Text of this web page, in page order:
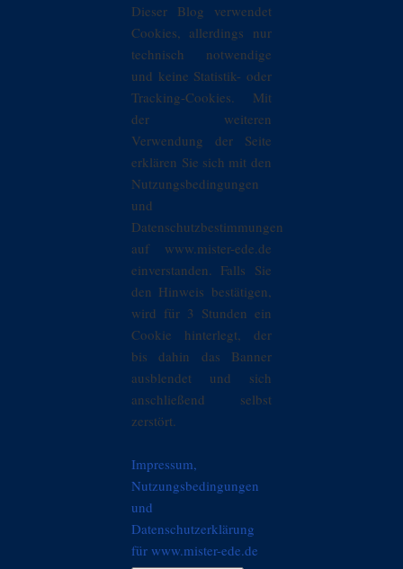
Dieser Blog verwendet
Cookies, allerdings nur
technisch notwendige
und keine Statistik- oder
Tracking-Cookies. Mit
der weiteren
Verwendung der Seite
erklären Sie sich mit den
Nutzungsbedingungen
und
Datenschutzbestimmungen
auf www.mister-ede.de
einverstanden. Falls Sie
den Hinweis bestätigen,
wird für 3 Stunden ein
Cookie hinterlegt, der
bis dahin das Banner
ausblendet und sich
anschließend selbst
zerstört.
Impressum,
Nutzungsbedingungen
und
Datenschutzerklärung
für www.mister-ede.de